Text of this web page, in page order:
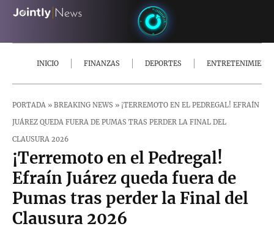
INICIO FINANZAS DEPORTES
PORTADA » BREAKING NEWS » ¡TERREMOTO EN EL PEDREGAL! EFRAÍN
JUÁREZ QUEDA FUERA DE PUMAS TRAS PERDER LA FINAL DEL
CLAUSURA 2026
¡Terremoto en el Pedregal!
Efraín Juárez queda fuera de
Pumas tras perder la Final del
Clausura 2026